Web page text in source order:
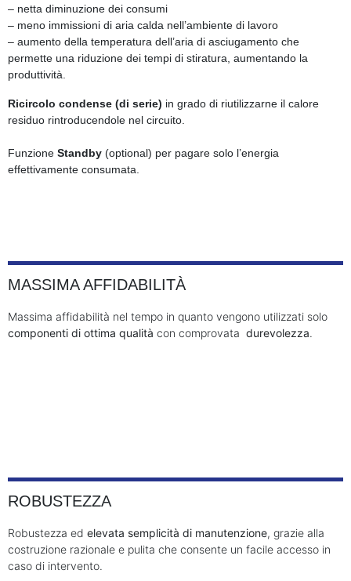
– netta diminuzione dei consumi
– meno immissioni di aria calda nell’ambiente di lavoro
– aumento della temperatura dell’aria di asciugamento che
permette una riduzione dei tempi di stiratura, aumentando la
produttività.
Ricircolo condense (di serie) in grado di riutilizzarne il calore
residuo rintroducendole nel circuito.
Funzione Standby (optional) per pagare solo l’energia
effettivamente consumata.
MASSIMA AFFIDABILITÀ
Massima affidabilità nel tempo in quanto vengono utilizzati solo
componenti di ottima qualità con comprovata durevolezza.
ROBUSTEZZA
Robustezza ed elevata semplicità di manutenzione, grazie alla
costruzione razionale e pulita che consente un facile accesso in
caso di intervento.